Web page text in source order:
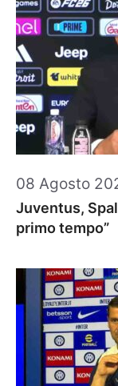
08 Agosto
Juventus,
primo tempo”